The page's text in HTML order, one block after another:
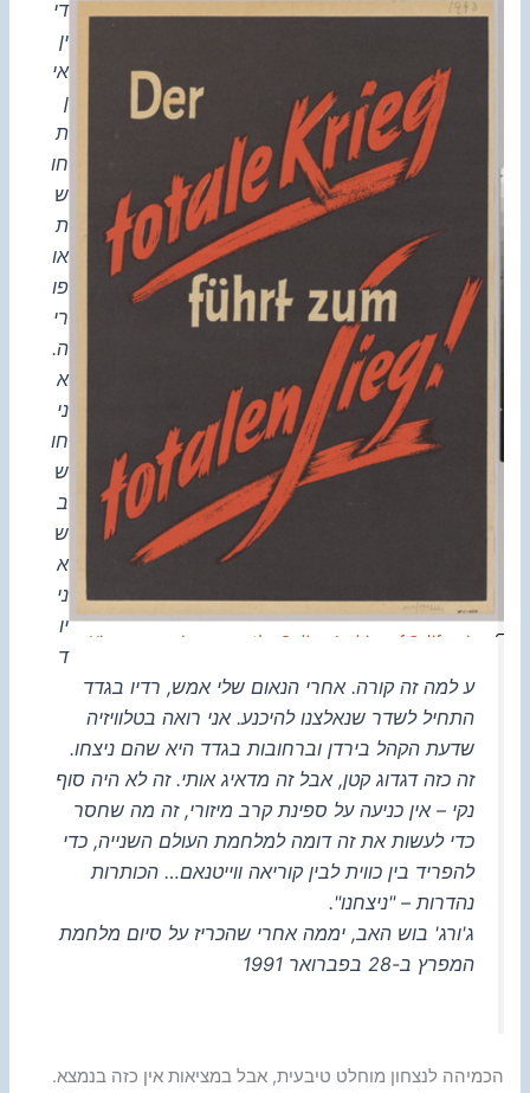
די
ין
אי
ן
ת
חו
ש
ת
או
פו
רי
ה.
א
ני
חו
ש
ב
ש
א
ני
יו
ד
ע למה זה קורה. אחרי הנאום שלי אמש, רדיו בגדד
התחיל לשדר שנאלצנו להיכנע. אני רואה בטלוויזיה
שדעת הקהל בירדן וברחובות בגדד היא שהם ניצחו.
זה כזה דגדוג קטן, אבל זה מדאיג אותי. זה לא היה סוף
נקי – אין כניעה על ספינת קרב מיזורי, זה מה שחסר
כדי לעשות את זה דומה למלחמת העולם השנייה, כדי
להפריד בין כווית לבין קוריאה ווייטנאם… הכותרות
נהדרות – "ניצחנו".
ג'ורג' בוש האב, יממה אחרי שהכריז על סיום מלחמת
המפרץ ב-28 בפברואר 1991
הכמיהה לנצחון מוחלט טיבעית, אבל במציאות אין כזה בנמצא.